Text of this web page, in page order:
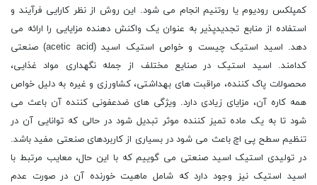
کمپلکس رودیوم یا روتنیم انجام می شود. این روش از نظر کارایی فرآیند و
استفاده از منابع تجدیدپذیر به عنوان یک واکنش دهنده مزایایی را ارائه می
دهد. اسید استیک چیست و خواص استیک اسید (acetic acid) صنعتی
کدامند. اسید استیک در صنایع مختلف از جمله نگهداری مواد غذایی،
محصولات پاک کننده، مراقبت های بهداشتی، کشاورزی و غیره به دلیل خواص
همه کاره آن، مزایای زیادی دارد. ویژگی های ضدعفونی کننده آن باعث می
شود تا به یک ماده تمیز کننده موثر تبدیل شود در حالی که توانایی آن در
تنظیم سطح پی اچ باعث می شود در بسیاری از کاربردهای صنعتی مفید باشد.
در تولیدی استیک اسید صنعتی می گوییم که با این حال، معایب مرتبط با
اسید استیک نیز وجود دارد که شامل ماهیت خورنده آن در صورت عدم